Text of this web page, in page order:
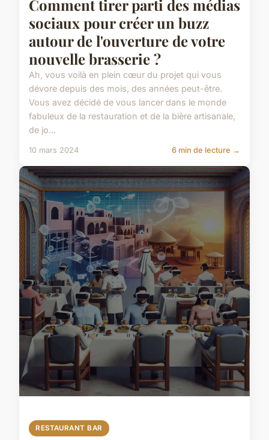
Comment tirer parti des médias
sociaux pour créer un buzz
autour de l'ouverture de votre
nouvelle brasserie ?
Ah, vous voilà en plein cœur du projet qui vous
dévore depuis des mois, des années peut-être.
Vous avez décidé de vous lancer dans le monde
fabuleux de la restauration et de la bière artisanale,
de jo...
10 mars 2024 6 min de lecture →
RESTAURANT BAR